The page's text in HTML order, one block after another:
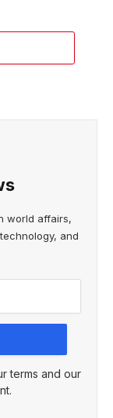
world affairs,
and
terms and our